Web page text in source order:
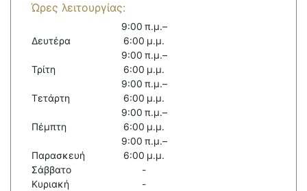
Ώρες λειτουργίας:
Δευτέρα
9:00 π.μ.–
6:00 μ.μ.
Τρίτη
9:00 π.μ.–
6:00 μ.μ.
Τετάρτη
9:00 π.μ.–
6:00 μ.μ.
Πέμπτη
9:00 π.μ.–
6:00 μ.μ.
Παρασκευή
9:00 π.μ.–
6:00 μ.μ.
Σάββατο
-
Κυριακή
-